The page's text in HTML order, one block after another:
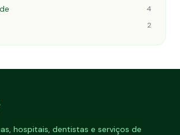
4
2
hospitais, dentistas e serviços de